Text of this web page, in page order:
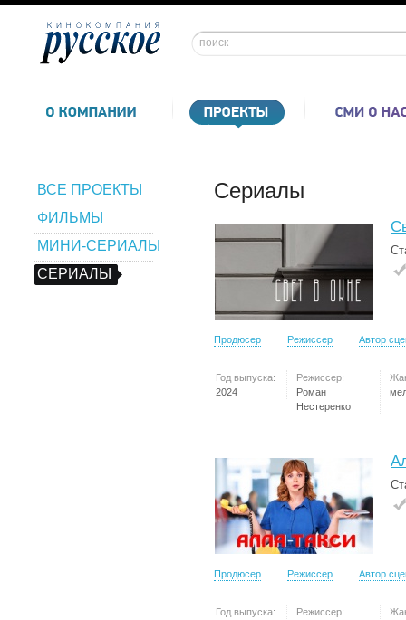
ВСЕ ПРОЕКТЫ
ФИЛЬМЫ
МИНИ-СЕРИАЛЫ
СЕРИАЛЫ
Сериалы
Продюсер Режиссер Автор
Год выпуска:
2024
Режиссер:
Роман
Нестеренко
Продюсер Режиссер Автор
Год выпуска:
Режиссер: